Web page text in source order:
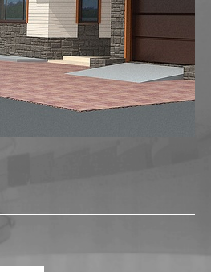
МАГАЗИНА ПО УЛ. СЕВЕРНАЯ,
МАГАЗИНА "ЛИЛИЯ" ПОД
НЕЗАВЕРШЕННОГО ОБЪЕКТА
"ДОМАШНИЙ" В СТАРОМ
РЕКОНСТРУКЦИИ ДК ОКТЯБРЬ